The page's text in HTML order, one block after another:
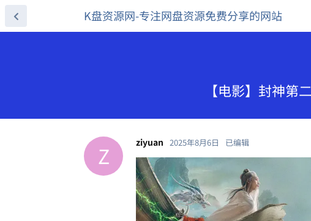
K盘资源网-专注网盘资源免费分享的网站
【电影】封神第
Z ziyuan 2025年8月6日 已编辑